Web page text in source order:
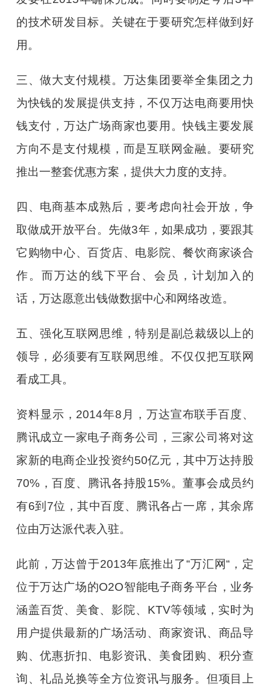
的技术研发目标。关键在于要研究怎样做到好
用。
三、做大支付规模。万达集团要举全集团之力
为快钱的发展提供支持，不仅万达电商要用快
钱支付，万达广场商家也要用。快钱主要发展
方向不是支付规模，而是互联网金融。要研究
推出一整套优惠方案，提供大力度的支持。
四、电商基本成熟后，要考虑向社会开放，争
取做成开放平台。先做3年，如果成功，要跟其
它购物中心、百货店、电影院、餐饮商家谈合
作。而万达的线下平台、会员，计划加入的
话，万达愿意出钱做数据中心和网络改造。
五、强化互联网思维，特别是副总裁级以上的
领导，必须要有互联网思维。不仅仅把互联网
看成工具。
资料显示，2014年8月，万达宣布联手百度、
腾讯成立一家电子商务公司，三家公司将对这
家新的电商企业投资约50亿元，其中万达持股
70%，百度、腾讯各持股15%。董事会成员约
有6到7位，其中百度、腾讯各占一席，其余席
位由万达派代表入驻。
此前，万达曾于2013年底推出了“万汇网“，定
位于万达广场的O2O智能电子商务平台，业务
涵盖百货、美食、影院、KTV等领域，实时为
用户提供最新的广场活动、商家资讯、商品导
购、优惠折扣、电影资讯、美食团购、积分查
询、礼品兑换等全方位资讯与服务。但项目上